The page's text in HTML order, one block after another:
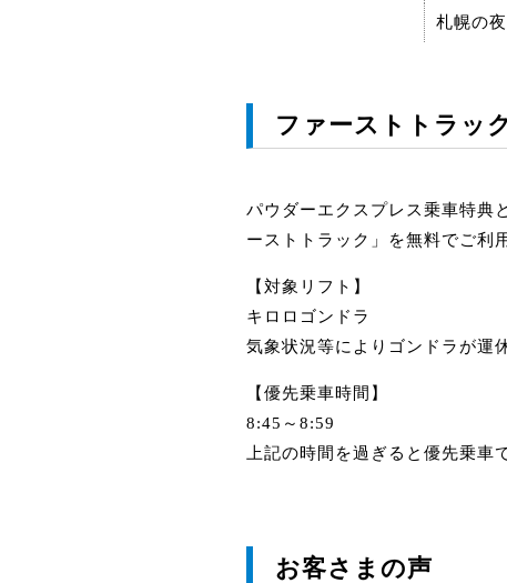
札幌の
ファーストトラッ
パウダーエクスプレス乗車特典
ーストトラック」を無料でご利
【対象リフト】
キロロゴンドラ
気象状況等によりゴンドラが運
【優先乗車時間】
8:45～8:59
上記の時間を過ぎると優先乗車
お客さまの声